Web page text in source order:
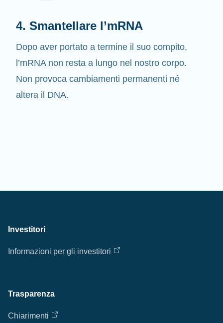
4. Smantellare l’mRNA
Dopo aver portato a termine il suo compito,
l’mRNA non resta a lungo nel nostro corpo.
Non provoca cambiamenti permanenti né
altera il DNA.
Investitori
Informazioni per gli investitori
Trasparenza
Chiarimenti